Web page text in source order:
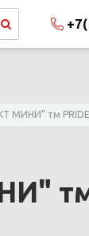
МИНИ" тм PRIDE